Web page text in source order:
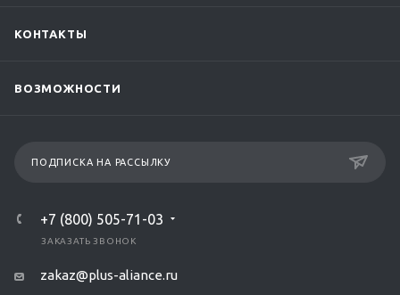
КОНТАКТЫ
ВОЗМОЖНОСТИ
ПОДПИСКА НА РАССЫЛКУ
+7 (800) 505-71-03
ЗАКАЗАТЬ ЗВОНОК
zakaz@plus-aliance.ru